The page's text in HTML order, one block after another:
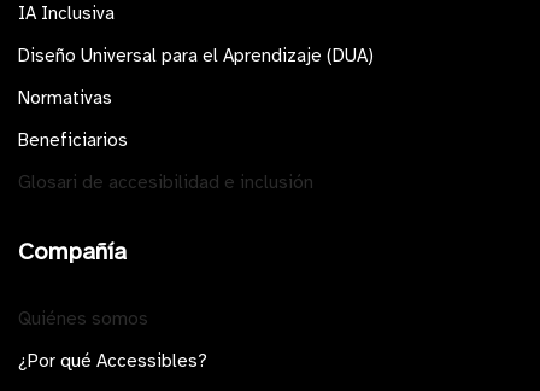
IA Inclusiva
Diseño Universal para el Aprendizaje (DUA)
Normativas
Beneficiarios
Glosari de accesibilidad e inclusión
Compañía
Quiénes somos
¿Por qué Accessibles?